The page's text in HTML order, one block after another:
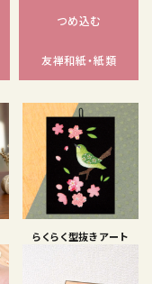
つめ込む
友禅和紙・紙類
らくらく型抜きアート